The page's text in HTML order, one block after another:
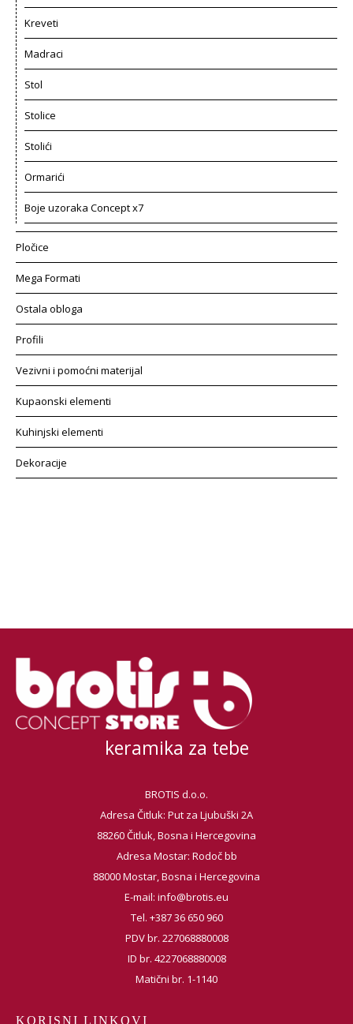
Kreveti
Madraci
Stol
Stolice
Stolići
Ormarići
Boje uzoraka Concept x7
Pločice
Mega Formati
Ostala obloga
Profili
Vezivni i pomoćni materijal
Kupaonski elementi
Kuhinjski elementi
Dekoracije
keramika za tebe
BROTIS d.o.o.
Adresa Čitluk: Put za Ljubuški 2A
88260 Čitluk, Bosna i Hercegovina
Adresa Mostar: Rodoč bb
88000 Mostar, Bosna i Hercegovina
E-mail: info@brotis.eu
Tel. +387 36 650 960
PDV br. 227068880008
ID br. 4227068880008
Matični br. 1-1140
KORISNI LINKOVI